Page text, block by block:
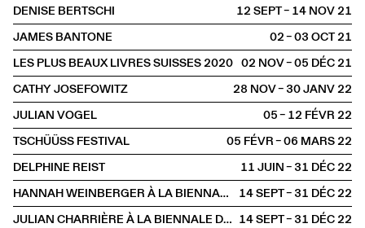
DENISE BERTSCHI
12 SEPT – 14 NOV2021
JAMES BANTONE
02 – 03 OCT2021
LES PLUS BEAUX LIVRES SUISSES 2020 02 NOV – 05 DÉC2021
CATHY JOSEFOWITZ
28 NOV – 30 JANV2022
JULIAN VOGEL
05 – 12 FÉVR2022
TSCHÜÜSS FESTIVAL
05 FÉVR – 06 MARS2022
DELPHINE REIST
11 JUIN – 31 DÉC2022
HANNAH WEINBERGER À LA BIENNALE D'ART CONTEMPORAIN DE LYON
14 SEPT – 31 DÉC2022
JULIAN CHARRIÈRE À LA BIENNALE D'ART CONTEMPORAIN DE LYON 14 SEPT – 31 DÉC2022